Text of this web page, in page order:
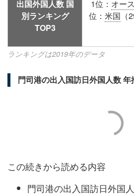
出国外国人数 国
別ランキング
TOP3
1位： オー
位： 米国
ランキングは2019年のデータ
門司港の出入国訪日外国人数 年
この続きから読める内容
門司港の出入国訪日外国